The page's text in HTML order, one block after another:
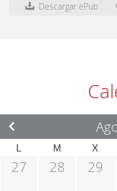
Descargar ePub
L M X
27 28 29